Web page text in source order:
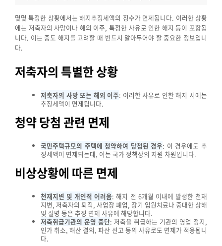
몇몇 특정한 상황에서는 해지추징세액의 징수가 면제됩니다. 이러한 상황
에는 저축자의 사망이나 해외 이주, 특정한 사유로 인한 해지 등이 포함됩
니다. 이는 중도 해지를 고려할 때 반드시 알아두어야 할 중요한 정보입니
다.
저축자의 특별한 상황
저축자의 사망 또는 해외 이주: 이러한 사유로 인한 해지 시에는
추징세액이 면제됩니다.
청약 당첨 관련 면제
국민주택규모의 주택에 청약하여 당첨된 경우: 이 경우에도 추
징세액이 면제되는데, 이는 국가 정책상의 지원 차원입니다.
비상상황에 따른 면제
천재지변 및 개인적 어려움: 해지 전 6개월 이내에 발생한 천재
지변, 저축자의 퇴직, 사업장 폐업, 장기 입원치료나 중대한 상해
및 질병 등은 추징 면제 사유에 해당합니다.
저축취급기관의 운영 중단: 저축을 취급하는 기관의 영업 정지,
인가 취소, 해산 결의, 파산 선고 등의 사유로도 면제가 적용됩니
다.